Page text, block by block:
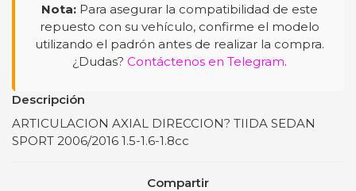
Nota: Para asegurar la compatibilidad de este
repuesto con su vehículo, confirme el modelo
utilizando el padrón antes de realizar la compra.
¿Dudas? Contáctenos en Telegram.
Descripción
ARTICULACION AXIAL DIRECCION? TIIDA SEDAN
SPORT 2006/2016 1.5-1.6-1.8cc
Compartir